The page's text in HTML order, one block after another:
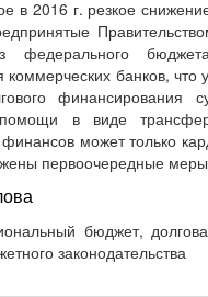
в 2016 г. резкое
федерального
коммерческих банков,
финансирования
в виде
может только
первоочередные
бюджет,
законодательства